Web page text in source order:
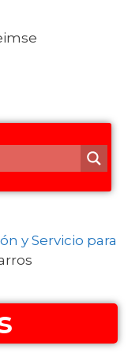
y Servicio para